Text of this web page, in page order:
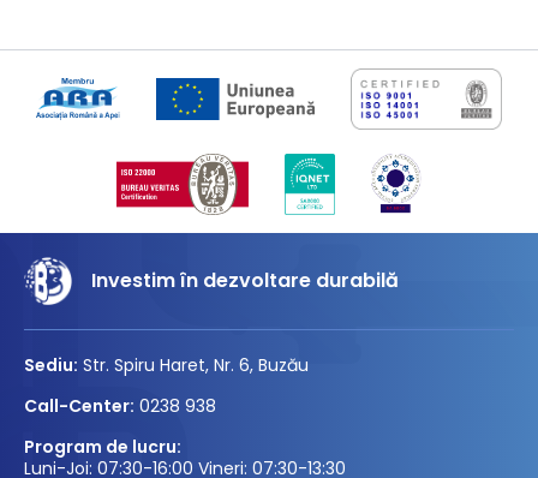
Investim în dezvoltare durabilă
Sediu: Str. Spiru Haret, Nr. 6, Buzău
Call-Center: 0238 938
Program de lucru:
Luni-Joi: 07:30-16:00 Vineri: 07:30-13:30